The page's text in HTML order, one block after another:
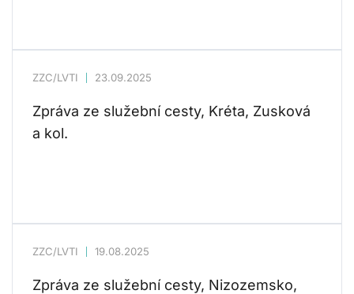
ZZC/LVTI 23.09.2025
Zpráva ze služební cesty, Kréta, Zusková
a kol.
ZZC/LVTI 19.08.2025
Zpráva ze služební cesty, Nizozemsko,